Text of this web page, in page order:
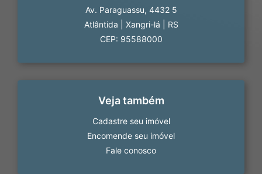
Av. Paraguassu, 4432 5
Atlântida
Xangri-lá
RS
CEP: 95588000
Veja também
Cadastre seu imóvel
Encomende seu imóvel
Fale conosco